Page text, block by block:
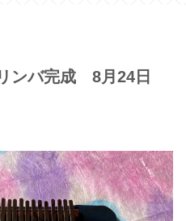
ンバ完成 8月24日